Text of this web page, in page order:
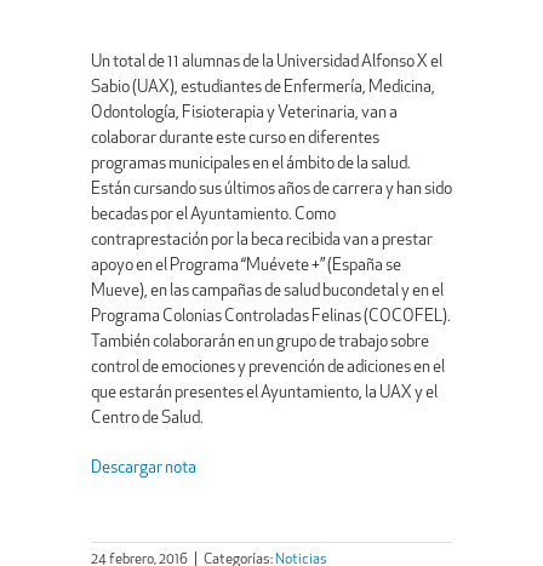
Un total de 11 alumnas de la Universidad Alfonso X el
Sabio (UAX), estudiantes de Enfermería, Medicina,
Odontología, Fisioterapia y Veterinaria, van a
colaborar durante este curso en diferentes
programas municipales en el ámbito de la salud.
Están cursando sus últimos años de carrera y han sido
becadas por el Ayuntamiento. Como
contraprestación por la beca recibida van a prestar
apoyo en el Programa “Muévete +” (España se
Mueve), en las campañas de salud bucondetal y en el
Programa Colonias Controladas Felinas (COCOFEL).
También colaborarán en un grupo de trabajo sobre
control de emociones y prevención de adiciones en el
que estarán presentes el Ayuntamiento, la UAX y el
Centro de Salud.
Descargar nota
24 febrero, 2016 Categorías: Noticias